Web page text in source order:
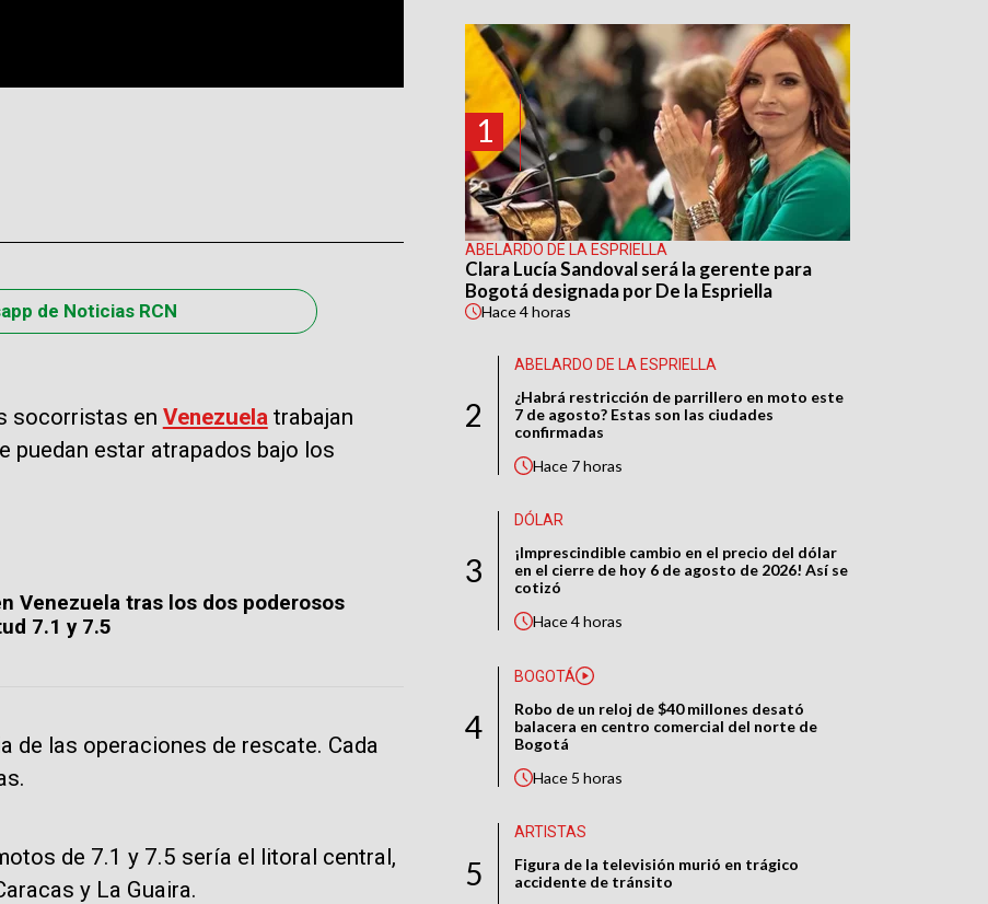
de Noticias RCN
socorristas en Venezuelatrabajan
puedan estar atrapados bajo los
Venezuela tras los dos poderosos
7.1 y 7.5
de las operaciones de rescate. Cada
de 7.1 y 7.5 sería el litoral central,
y La Guaira.
1
ABELARDO DE LA ESPRIELLA
Clara Lucía Sandoval será la gerente para
Bogotá designada por De la Espriella
Hace4 horas
2
ABELARDO DE LA ESPRIELLA
¿Habrá restricción de parrillero en moto este
7 de agosto? Estas son las ciudades
confirmadas
Hace 7 horas
3
DÓLAR
¡Imprescindible cambio en el precio del dólar
en el cierre de hoy 6 de agosto de 2026! Así se
cotizó
Hace4 horas
4
BOGOTÁ
Robo de un reloj de $40 millones desató
balacera en centro comercial del norte de
Bogotá
Hace 5 horas
5
ARTISTAS
Figura de la televisión murió en trágico
accidente de tránsito